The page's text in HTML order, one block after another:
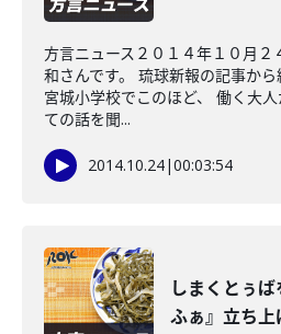
方言ニュース２０１４年１０月２
和さんです。 琉球新報の記事か
宮城小学校でこのほど、 働く大
ての話を聞...
2014.10.24|00:03:54
しまくとぅ
ふぁ』立ち上